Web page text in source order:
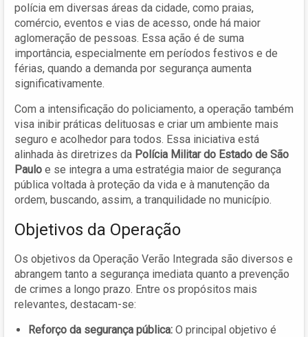
polícia em diversas áreas da cidade, como praias,
comércio, eventos e vias de acesso, onde há maior
aglomeração de pessoas. Essa ação é de suma
importância, especialmente em períodos festivos e de
férias, quando a demanda por segurança aumenta
significativamente.
Com a intensificação do policiamento, a operação também
visa inibir práticas delituosas e criar um ambiente mais
seguro e acolhedor para todos. Essa iniciativa está
alinhada às diretrizes da Polícia Militar do Estado de São
Paulo e se integra a uma estratégia maior de segurança
pública voltada à proteção da vida e à manutenção da
ordem, buscando, assim, a tranquilidade no município.
Objetivos da Operação
Os objetivos da Operação Verão Integrada são diversos e
abrangem tanto a segurança imediata quanto a prevenção
de crimes a longo prazo. Entre os propósitos mais
relevantes, destacam-se:
Reforço da segurança pública: O principal objetivo é